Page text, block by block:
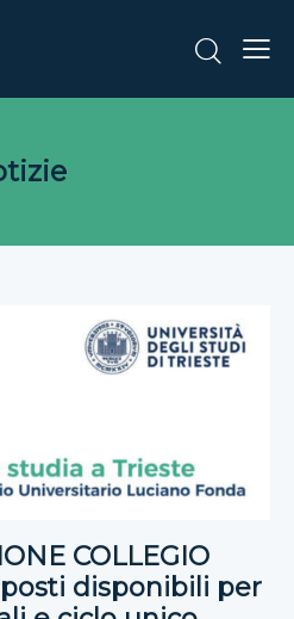
COLLEGIO
posti disponibili per